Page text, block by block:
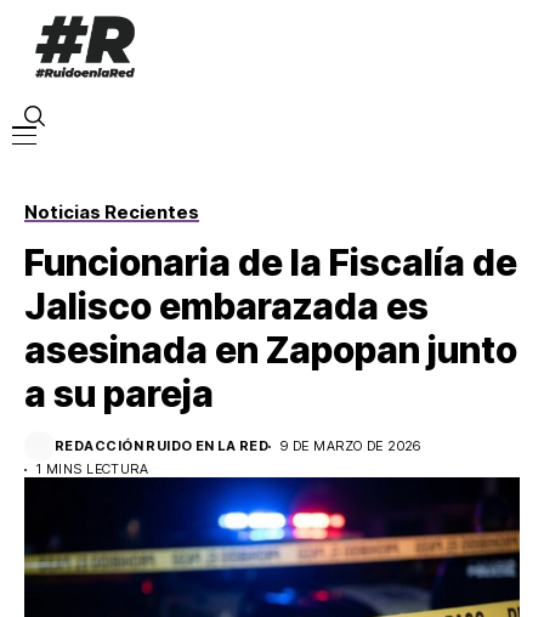
Noticias Recientes
Funcionaria de la Fiscalía de
Jalisco embarazada es
asesinada en Zapopan junto
a su pareja
REDACCIÓN RUIDO EN LA RED
9 DE MARZO DE 2026
1 MINS LECTURA